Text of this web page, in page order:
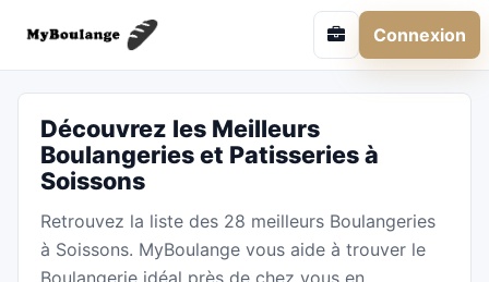
Connexion
Découvrez les Meilleurs
Boulangeries et Patisseries à
Soissons
Retrouvez la liste des 28 meilleurs Boulangeries
à Soissons. MyBoulange vous aide à trouver le
Boulangerie idéal près de chez vous en